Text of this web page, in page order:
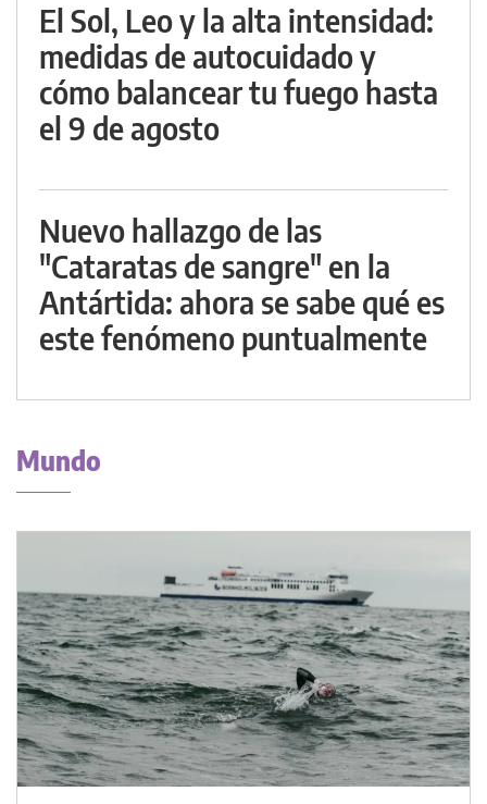
El Sol, Leo y la alta intensidad:
medidas de autocuidado y
cómo balancear tu fuego hasta
el 9 de agosto
Nuevo hallazgo de las
"Cataratas de sangre" en la
Antártida: ahora se sabe qué es
este fenómeno puntualmente
Mundo